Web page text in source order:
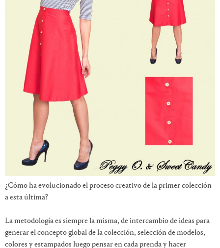
¿Cómo ha evolucionado el proceso creativo de la primer colección
a esta última?
La metodología es siempre la misma, de intercambio de ideas para
generar el concepto global de la colección, selección de modelos,
colores y estampados luego pensar en cada prenda y hacer